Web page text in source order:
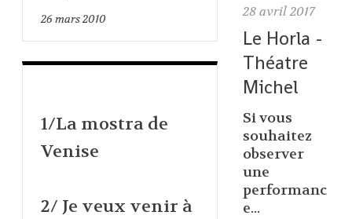
26mars 2010
1/La mostra de
Venise
2/ Je veux venir à
28 avril 2017
Le Horla -
Théatre
Michel
Si vous
souhaitez
observer
une
performanc
e...